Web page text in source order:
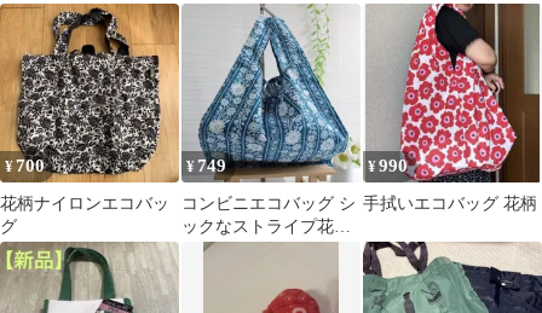
ランス
¥700
花柄ナイロンエコバッ
グ
¥ 749
コンビニエコバッグ シ
ックなストライプ花柄
ブルーグリーン レジ袋
¥990
手拭いエコバッグ 花柄